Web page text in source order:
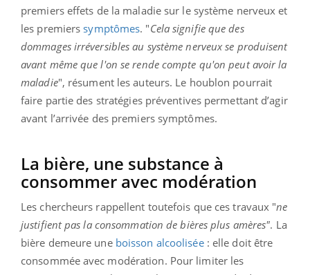
premiers effets de la maladie sur le système nerveux et
les premiers symptômes. "Cela signifie que des
dommages irréversibles au système nerveux se produisent
avant même que l'on se rende compte qu'on peut avoir la
maladie", résument les auteurs. Le houblon pourrait
faire partie des stratégies préventives permettant d’agir
avant l’arrivée des premiers symptômes.
La bière, une substance à
consommer avec modération
Les chercheurs rappellent toutefois que ces travaux "ne
justifient pas la consommation de bières plus amères". La
bière demeure une boisson alcoolisée: elle doit être
consommée avec modération. Pour limiter les